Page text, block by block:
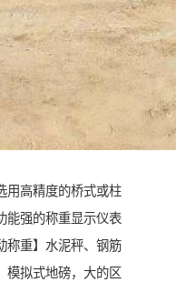
用高精度的桥式或柱
能强的称重显示仪表
称重】水泥秤、钢筋
模拟式地磅，大的区